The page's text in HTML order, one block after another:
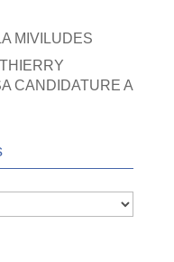
MIVILUDES
CANDIDATURE A